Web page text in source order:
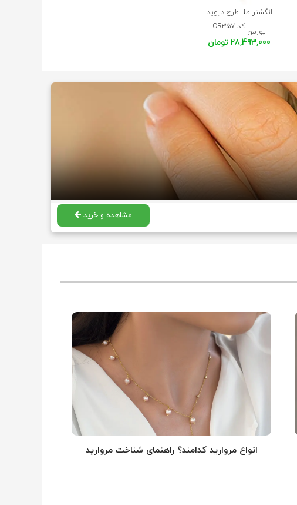
انگشتر طلا طرح دیوید
یورمن
کد CR357
28,493,000 تومان
مشاهده و خرید
انواع مروارید کدامند؟ راهنمای شناخت مروارید